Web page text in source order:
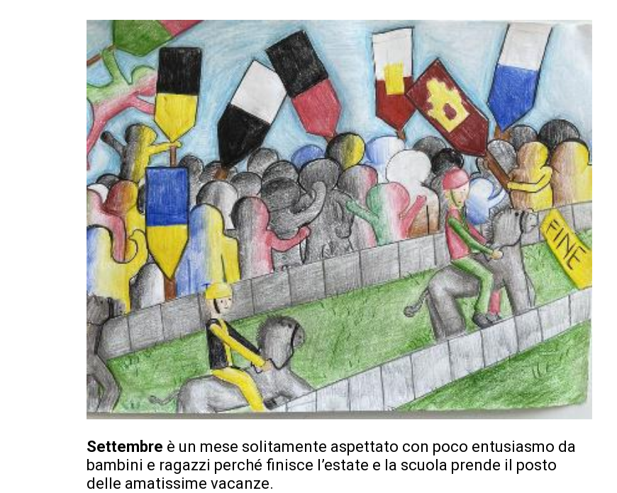
Settembre è un mese solitamente aspettato con poco entusiasmo da
bambini e ragazzi perché finisce l’estate e la scuola prende il posto
delle amatissime vacanze.